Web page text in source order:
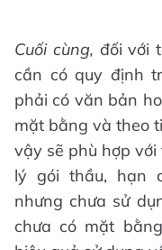
Cuối cùng, đối với
cần có quy định
phải có văn bản
mặt bằng và theo
vậy sẽ phù hợp
lý gói thầu, hạn
nhưng chưa sử
chưa có mặt